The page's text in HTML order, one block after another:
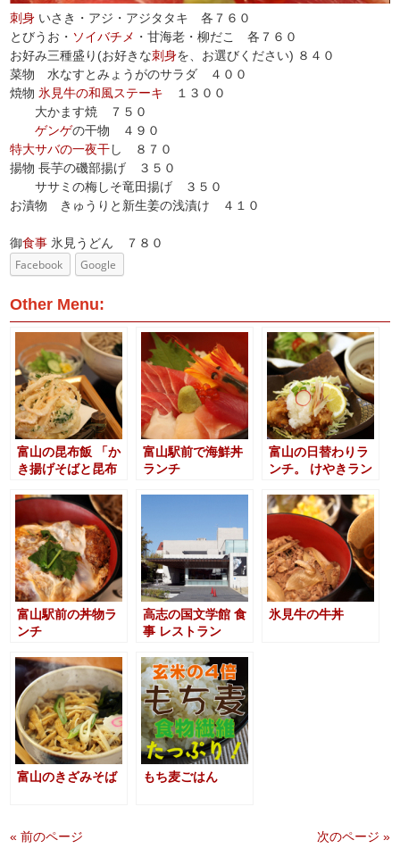
刺身 いさき・アジ・アジタタキ 各７６０
とびうお・ ソイバチメ ・甘海老・柳だこ 各７６０
お好み三種盛り(お好きな刺身を、お選びください) ８４０
菜物 水なすとみょうがのサラダ ４００
焼物 氷見牛の和風ステーキ １３００
大かます焼 ７５０
ゲンゲの干物 ４９０
特大サバの一夜干し ８７０
揚物 長芋の磯部揚げ ３５０
ササミの梅しそ竜田揚げ ３５０
お漬物 きゅうりと新生姜の浅漬け ４１０
御食事 氷見うどん ７８０
Facebook Google
Other Menu:
富山の昆布飯 「か
き揚げそばと昆布
富山駅前で海鮮丼
ランチ
富山の日替わりラ
ンチ。 けやきラン
富山駅前の丼物ラ
ンチ
高志の国文学館 食
事 レストラン
氷見牛の牛丼
富山のきざみそば もち麦ごはん
« 前のページ 次のページ »